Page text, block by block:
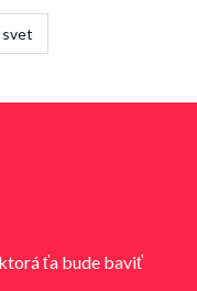
svet
ťa bude baviť